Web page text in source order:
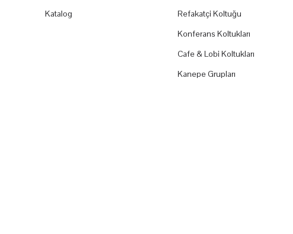
Katalog
Refakatçi Koltuğu
Konferans Koltukları
Cafe & Lobi Koltukları
Kanepe Grupları